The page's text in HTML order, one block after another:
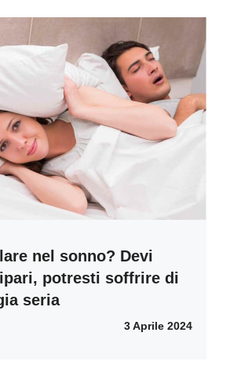
nel sonno? Devi
potresti soffrire di
seria
3 Aprile 2024